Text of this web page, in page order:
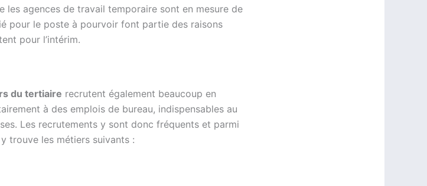
les agences de travail temporaire sont en mesure de
pour le poste à pourvoir font partie des raisons
pour l’intérim.
du tertiaire recrutent également beaucoup en
à des emplois de bureau, indispensables au
Les recrutements y sont donc fréquents et parmi
trouve les métiers suivants :